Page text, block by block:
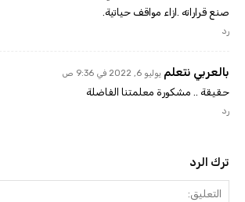
صنع قراراته .ازاء مواقف حياتية.
رد
بالعربي نتعلم يوليو 6, 2022 في 9:36 ص
حقيقة .. مشكورة معلمتنا الفاضلة
رد
ترك الرد